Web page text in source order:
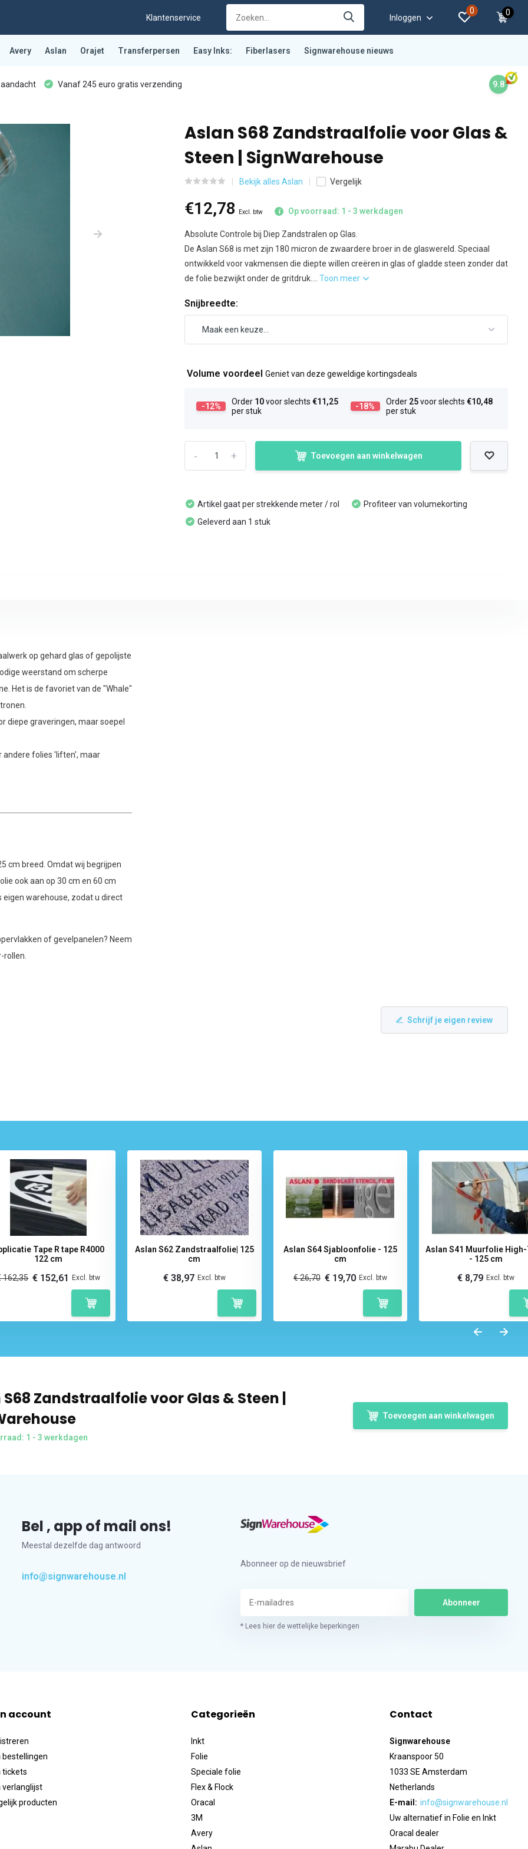
Klantenservice Inloggen
0 0
Avery Aslan Orajet Transferpersen Easy Inks: Fiberlasers Signwarehouse nieuws
Vanaf 245 euro gratis verzending 9.8
Aslan S68 Zandstraalfolie voor Glas &
Steen | SignWarehouse
Bekijk alles Aslan Vergelijk
€12,78 Excl. btw Op voorraad: 1 - 3 werkdagen
Absolute Controle bij Diep Zandstralen op Glas.
De Aslan S68 is met zijn 180 micron de zwaardere broer in de glaswereld. Speciaal
ontwikkeld voor vakmensen die diepte willen creëren in glas of gladde steen zonder dat
de folie bezwijkt onder de gritdruk....Toon meer
Snijbreedte:
Volume voordeelGeniet van deze geweldige kortingsdeals
-12% Order 10voor slechts€11,25
per stuk
-18% Order 25voor slechts €10,48
per stuk
+
- Toevoegen aan winkelwagen
Artikel gaat per strekkende meter / rol
Geleverd aan 1 stuk
Profiteer van volumekorting
op gehard glas of gepolijste
weerstand om scherpe
Het is de favoriet van de "Whale"
diepe graveringen, maar soepel
andere folies 'liften', maar
cm breed. Omdat wij begrijpen
ook aan op 30 cm en 60 cm
warehouse, zodat u direct
of gevelpanelen? Neem
Schrijf je eigen review
Tape R tape R4000
122 cm
162,35 € 152,61 Excl. btw
Aslan S62 Zandstraalfolie| 125
cm
€ 38,97 Excl. btw
Aslan S64 Sjabloonfolie - 125
cm
€ 26,70 € 19,70 Excl. btw
Aslan S41 Muurfolie
- 125 cm
€ 8,79 Excl. btw
Zandstraalfolie voor Glas & Steen |
1 - 3 werkdagen
Toevoegen aan winkelwagen
Bel , app of mail ons!
Meestal dezelfde dag antwoord
info@signwarehouse.nl
Abonneer op de nieuwsbrief
Abonneer
* Lees hier de wettelijke beperkingen
account
bestellingen
tickets
verlanglijst
producten
Categorieën
Inkt
Folie
Speciale folie
Flex & Flock
Oracal
3M
Avery
Contact
Signwarehouse
Kraanspoor 50
1033 SE Amsterdam
Netherlands
E-mail: info@signwarehouse.nl
Uw alternatief in Folie en Inkt
Oracal dealer